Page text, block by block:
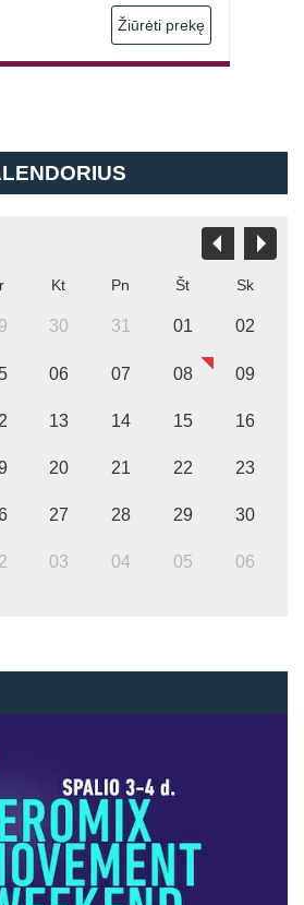
Žiūrėti prekę
Kt Pn Št Sk
30 31 01 02
06 07 08 09
13 14 15 16
20 21 22 23
27 28 29 30
03 04 05 06